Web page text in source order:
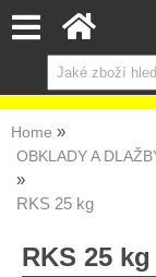
Home
OBKLADY A
RKS 25 kg
RKS 25 kg